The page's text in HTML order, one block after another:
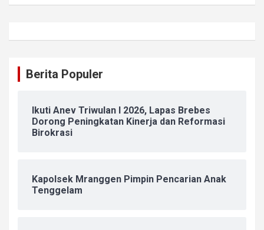
Berita Populer
Ikuti Anev Triwulan I 2026, Lapas Brebes
Dorong Peningkatan Kinerja dan Reformasi
Birokrasi
Kapolsek Mranggen Pimpin Pencarian Anak
Tenggelam